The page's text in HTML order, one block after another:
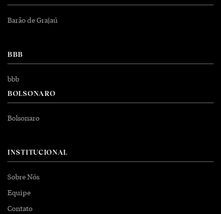
Barão de Grajaú
BBB
bbb
BOLSONARO
Bolsonaro
INSTITUCIONAL
Sobre Nós
Equipe
Contato